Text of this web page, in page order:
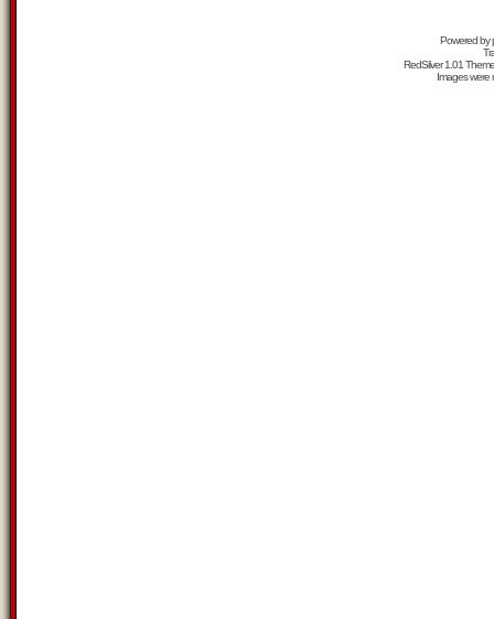
Powered by
RedSilver 1.01
Images were